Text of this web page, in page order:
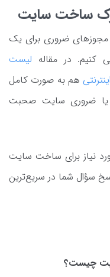
ساخت سایت
مجوزهای ضروری برای یک
کنیم. در مقاله لیست
هم به صورت کامل
یا ضروری سایت صحبت
نیاز برای ساخت سایت
سؤال شما در سریع‌ترین
چیست؟